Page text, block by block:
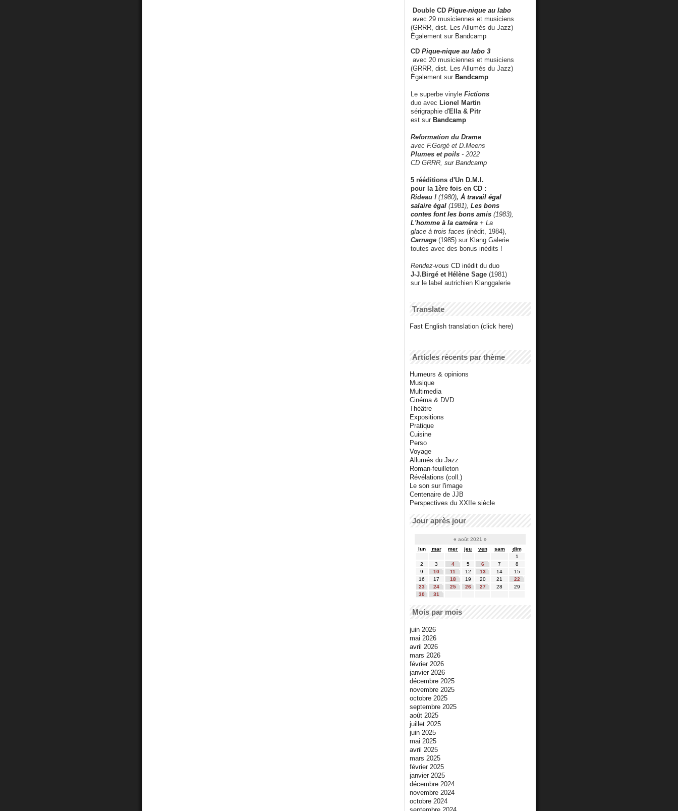
Double CD Pique-nique au labo
avec 29 musiciennes et musiciens
(GRRR, dist. Les Allumés du Jazz)
Également sur Bandcamp
CD Pique-nique au labo 3
avec 20 musiciennes et musiciens
(GRRR, dist. Les Allumés du Jazz)
Également sur Bandcamp
Le superbe vinyle Fictions
duo avec Lionel Martin
sérigraphie d'Ella & Pitr
est sur Bandcamp
Reformation du Drame
avec F.Gorgé et D.Meens
Plumes et poils - 2022
CD GRRR, sur Bandcamp
5 rééditions d'Un D.M.I.
pour la 1ère fois en CD :
Rideau ! (1980), À travail égal
salaire égal (1981), Les bons
contes font les bons amis (1983),
L'homme à la caméra + La
glace à trois faces (inédit, 1984),
Carnage (1985) sur Klang Galerie
toutes avec des bonus inédits !
Rendez-vous CD inédit du duo
J-J.Birgé et Hélène Sage (1981)
sur le label autrichien Klanggalerie
Translate
Fast English translation (click here)
Articles récents par thème
Humeurs & opinions
Musique
Multimedia
Cinéma & DVD
Théâtre
Expositions
Pratique
Cuisine
Perso
Voyage
Allumés du Jazz
Roman-feuilleton
Révélations (coll.)
Le son sur l'image
Centenaire de JJB
Perspectives du XXIIe siècle
Jour après jour
« août 2021 »
lun
mar mer jeu ven sam
dim
1
2
3 4 5 6 7
8
9
10 11 12 13 14
15
16
17 18 19 20 21
22
23
24 25 26 27 28
29
30
31
Mois par mois
juin 2026
mai 2026
avril 2026
mars 2026
février 2026
janvier 2026
décembre 2025
novembre 2025
octobre 2025
septembre 2025
août 2025
juillet 2025
juin 2025
mai 2025
avril 2025
mars 2025
février 2025
janvier 2025
décembre 2024
novembre 2024
octobre 2024